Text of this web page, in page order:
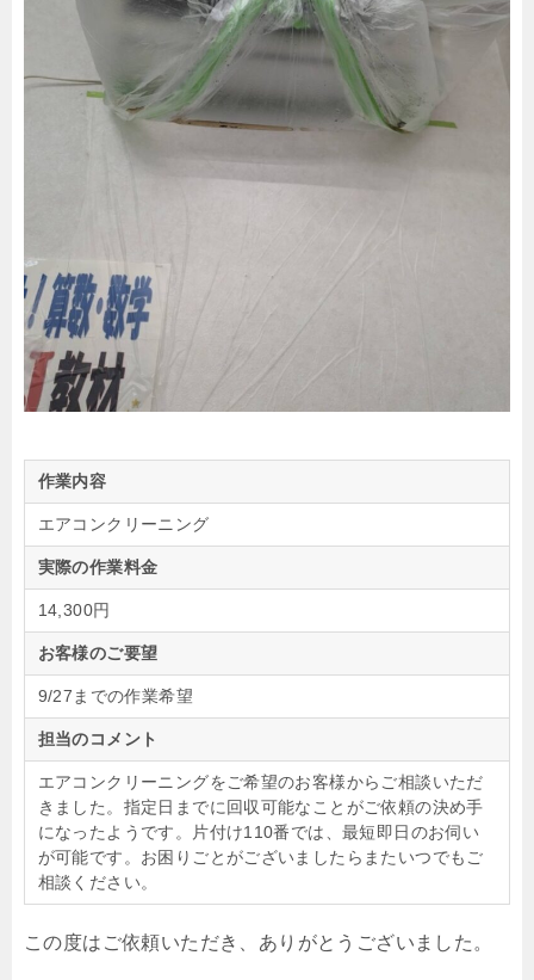
作業内容
エアコンクリーニング
実際の作業料金
14,300円
お客様のご要望
9/27までの作業希望
担当のコメント
エアコンクリーニングをご希望のお客様からご相談いただ
きました。指定日までに回収可能なことがご依頼の決め手
になったようです。片付け110番では、最短即日のお伺い
が可能です。お困りごとがございましたらまたいつでもご
相談ください。
この度はご依頼いただき、ありがとうございました。